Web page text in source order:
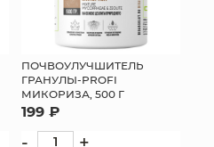
ПОЧВОУЛУЧШИТЕЛЬ
ГРАНУЛЫ-PROFI
МИКОРИЗА, 500 Г
199 ₽
- +